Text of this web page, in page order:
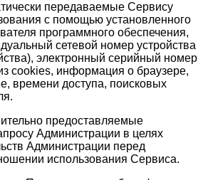
передаваемые Сервису
с помощью установленного
программного обеспечения,
сетевой номер устройства
электронный серийный номер
cookies, информация о браузере,
времени доступа, поисковых
предоставляемые
Администрации в целях
Администрации перед
использования Сервиса.